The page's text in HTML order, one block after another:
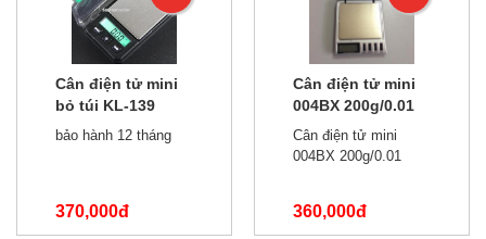
Cân điện tử mini
bỏ túi KL-139
200g/0.01
bảo hành 12 tháng
370,000đ
Cân điện tử mini
004BX 200g/0.01
Cân điện tử mini
004BX 200g/0.01
360,000đ